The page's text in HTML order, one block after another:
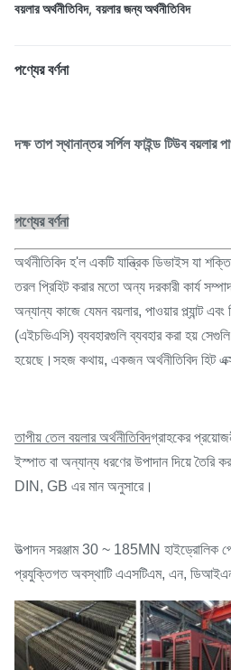
বয়লার অর্থনীতিবিদ, বয়লার জন্য অর্থনীতিবিদ
পণ্যের বর্ণনা
দক্ষ তাপ স্থানান্তর সর্পিল ফাইন্ড টিউব বয়লার
পণ্যের বর্ণনা
অর্থনীতিবিদ হ'ল একটি যান্ত্রিক ডিভাইস যা
তরল প্রিহিট করার মতো অন্য দরকারী কার্য
অন্যান্য কাজে যেমন বয়লার, পাওয়ার প্ল্যান্ট এবং
(এইচভিএসি) ব্যবহারগুলি ব্যবহার করা হয়
হয়েছে।সহজ কথায়, একজন অর্থনীতিবিদ হিট
তাপীয় তেল বয়লার অর্থনীতিবিদগ্রাহকের
ইস্পাত বা অন্যান্য ধরণের উপাদান দিয়ে
DIN, GB এর মান অনুসারে।
উত্পাদন সরঞ্জাম 30 ~ 185MN হাইড্রোলিক
প্রযুক্তিগত অবস্থাটি এএসটিএম, এন,